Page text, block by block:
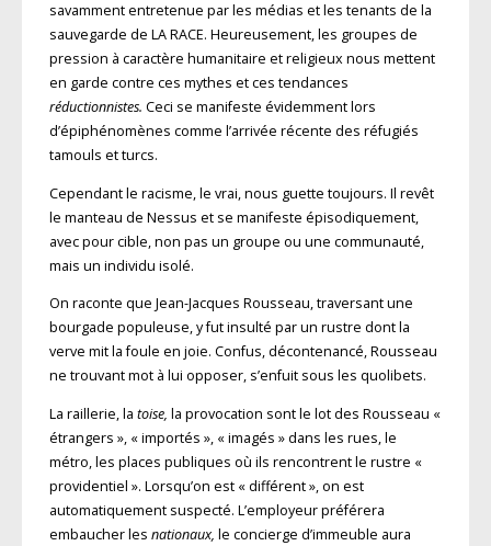
savamment entretenue par les médias et les tenants de la
sauvegarde de LA RACE. Heureusement, les groupes de
pression à caractère humanitaire et religieux nous mettent
en garde contre ces mythes et ces tendances
réductionnistes. Ceci se manifeste évidemment lors
d’épiphénomènes comme l’arrivée récente des réfugiés
tamouls et turcs.
Cependant le racisme, le vrai, nous guette toujours. Il revêt
le manteau de Nessus et se manifeste épisodiquement,
avec pour cible, non pas un groupe ou une communauté,
mais un individu isolé.
On raconte que Jean-Jacques Rousseau, traversant une
bourgade populeuse, y fut insulté par un rustre dont la
verve mit la foule en joie. Confus, décontenancé, Rousseau
ne trouvant mot à lui opposer, s’enfuit sous les quolibets.
La raillerie, la toise, la provocation sont le lot des Rousseau «
étrangers », « importés », « imagés » dans les rues, le
métro, les places publiques où ils rencontrent le rustre «
providentiel ». Lorsqu’on est « différent », on est
automatiquement suspecté. L’employeur préférera
embaucher les nationaux, le concierge d’immeuble aura